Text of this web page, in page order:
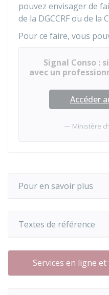
pouvez envisager de
de la DGCCRFou de la
Pour ce faire, vous
Signal Conso :
avec un
Accéder
Ministère
Pour en savoir plus
Textes de référence
Services en ligne